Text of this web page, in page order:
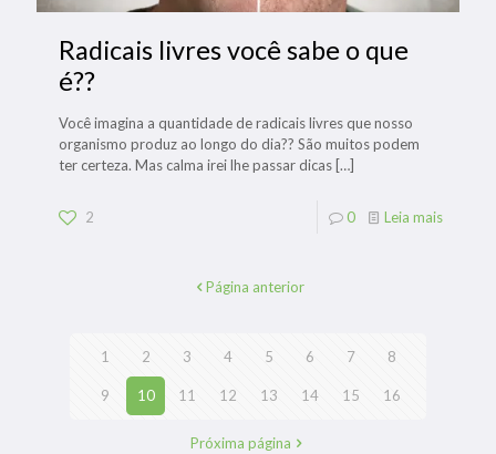
Radicais livres você sabe o que
é??
Você imagina a quantidade de radicais livres que nosso
organismo produz ao longo do dia?? São muitos podem
ter certeza. Mas calma irei lhe passar dicas […]
2 0 Leia mais
Página anterior
1 2 3 4 5 6 7 8
9 10 11 12 13 14 15 16
Próxima página